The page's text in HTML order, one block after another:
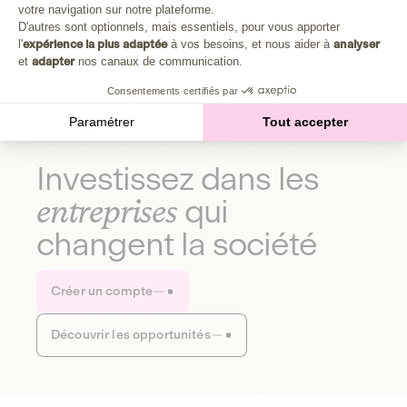
Plongez au cœur de la fabrique d'une autre économie,
celle qui fait du bien à la planète et aux humains.
Découvrir notre média
Investissez dans les
entreprises qui
changent la société
Créer un compte
Découvrir les opportunités
votre navigation sur notre plateforme.
D'autres sont optionnels, mais essentiels, pour vous apporter
l'expérience la plus adaptéeà vos besoins, et nous aider à analyser
et adapternos canaux de communication.
Consentements certifiés par
Paramétrer Tout accepter
Axeptio consent